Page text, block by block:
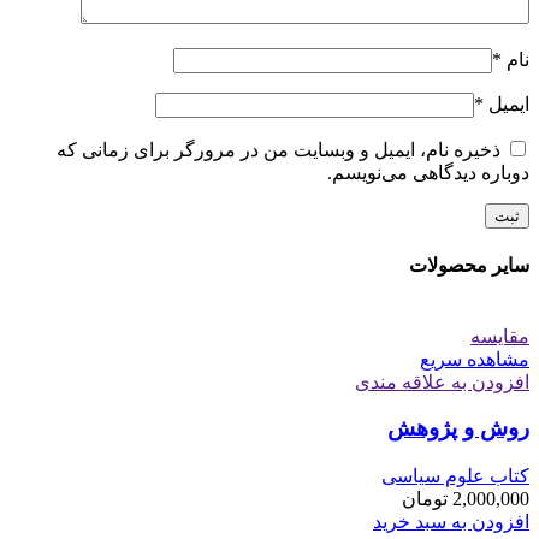
نام *
ایمیل *
ذخیره نام، ایمیل و وبسایت من در مرورگر برای زمانی که
دوباره دیدگاهی می‌نویسم.
سایر محصولات
مقایسه
مشاهده سریع
افزودن به علاقه مندی
روش و پژوهش
کتاب علوم سیاسی
2,000,000 تومان
افزودن به سبد خرید